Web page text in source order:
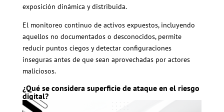
exposición dinámica y distribuida.
El monitoreo continuo de activos expuestos, incluyendo
aquellos no documentados o desconocidos, permite
reducir puntos ciegos y detectar configuraciones
inseguras antes de que sean aprovechadas por actores
maliciosos.
¿Qué se considera superficie de ataque en el riesgo
digital?